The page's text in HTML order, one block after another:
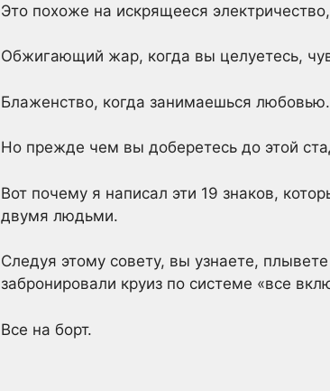
Это похоже на искрящееся
Обжигающий жар, когда вы целуетесь,
Блаженство, когда занимаешься любовью.
Но прежде чем вы доберетесь до этой
Вот почему я написал эти 19 знаков,
двумя людьми.
Следуя этому совету, вы узнаете,
забронировали круиз по системе «все
Все на борт.